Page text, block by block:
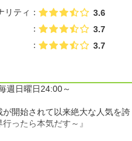
リティ
3.6
3.7
3.7
週日曜日24:00～
開始されて以来絶大な人気を誇
ったら本気だす～』